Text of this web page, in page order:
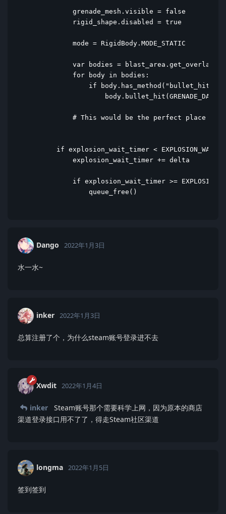
            grenade_mesh.visible = false
            rigid_shape.disabled = true
            mode = RigidBody.MODE_STATIC
var bodies =
            for body in bodies:
                if body.has_method("bullet_hit"):
# This would be the perfect place to
if explosion_wait_timer <
            explosion_wait_timer += delta
if explosion_wait_timer >=
                queue_free()
Dango 2022年1月3日
水一水~
inker 2022年1月3日
总算注册了个，为什么steam账号登录进不去
Xwdit 2022年1月4日
inker
Steam账号那个需要科学上网，因为原本的商店
渠道登录接口用不了了，得走Steam社区渠道
longma 2022年1月5日
签到签到